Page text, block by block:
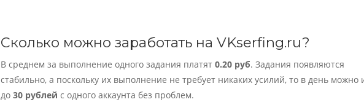
Сколько можно заработать на VKserfing.ru?
В среднем за выполнение одного задания платят 0.20 руб. Задания появляются
стабильно, а поскольку их выполнение не требует никаких усилий, то в день можно
до 30 рублей с одного аккаунта без проблем.